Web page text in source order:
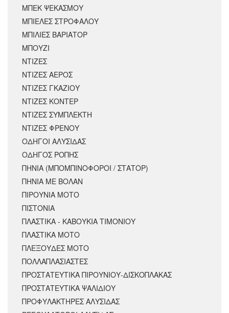
ΜΠΕΚ ΨΕΚΑΣΜΟΥ
ΜΠΙΕΛΕΣ ΣΤΡΟΦΑΛΟΥ
ΜΠΙΛΙΕΣ ΒΑΡΙΑΤΟΡ
ΜΠΟΥΖΙ
ΝΤΙΖΕΣ
ΝΤΙΖΕΣ ΑΕΡΟΣ
ΝΤΙΖΕΣ ΓΚΑΖΙΟΥ
ΝΤΙΖΕΣ ΚΟΝΤΕΡ
ΝΤΙΖΕΣ ΣΥΜΠΛΕΚΤΗ
ΝΤΙΖΕΣ ΦΡΕΝΟΥ
ΟΔΗΓΟΙ ΑΛΥΣΙΔΑΣ
ΟΔΗΓΟΣ ΡΟΠΗΣ
ΠΗΝΙΑ (ΜΠΟΜΠΙΝΟΦΟΡΟΙ / ΣΤΑΤΟΡ)
ΠΗΝΙΑ ΜΕ ΒΟΛΑΝ
ΠΙΡΟΥΝΙΑ ΜΟΤΟ
ΠΙΣΤΟΝΙΑ
ΠΛΑΣΤΙΚΑ - ΚΑΒΟΥΚΙΑ ΤΙΜΟΝΙΟΥ
ΠΛΑΣΤΙΚΑ ΜΟΤΟ
ΠΛΕΞΟΥΔΕΣ ΜΟΤΟ
ΠΟΛΛΑΠΛΑΣΙΑΣΤΕΣ
ΠΡΟΣΤΑΤΕΥΤΙΚΑ ΠΙΡΟΥΝΙΟΥ-ΔΙΣΚΟΠΛΑΚΑΣ
ΠΡΟΣΤΑΤΕΥΤΙΚΑ ΨΑΛΙΔΙΟΥ
ΠΡΟΦΥΛΑΚΤΗΡΕΣ ΑΛΥΣΙΔΑΣ